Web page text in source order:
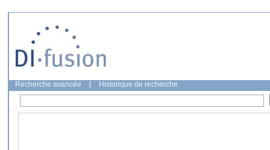
Recherche avancée Historique de recherche